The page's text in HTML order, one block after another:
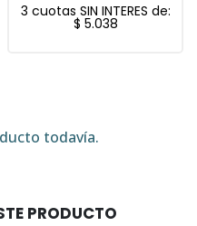
3 cuotas SIN INTERES de:
$ 5.038
todavía.